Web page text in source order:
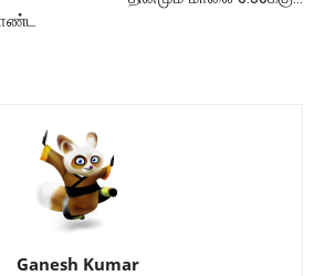
Ganesh Kumar